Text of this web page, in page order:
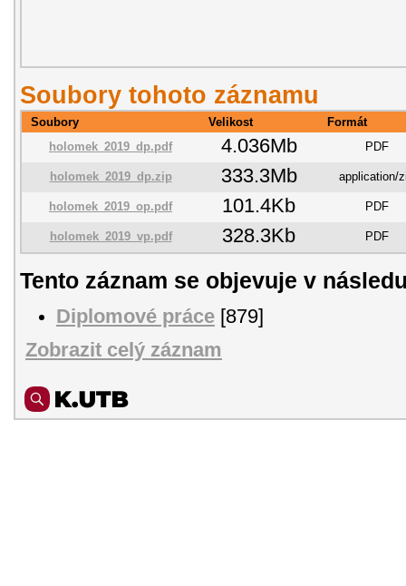
Soubory tohoto záznamu
Soubory Velikost
Formát
holomek_2019_dp.pdf
4.036Mb PDF
holomek_2019_dp.zip 333.3Mb application/
holomek_2019_op.pdf 101.4Kb PDF
holomek_2019_vp.pdf 328.3Kb PDF
Tento záznam se objevuje v
Diplomové práce [879]
Zobrazit celý záznam